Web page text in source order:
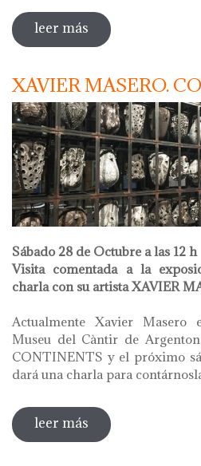
leer más sobre elvira
alma
XAVIER MASERO.
Sábado 28 de Octubre a las 12 h
Visita comentada a la
charla con su artista XAVIER
Actualmente Xavier Masero
Museu del Càntir de
CONTINENTS y el próximo
dará una charla para
leer más sobre xavier